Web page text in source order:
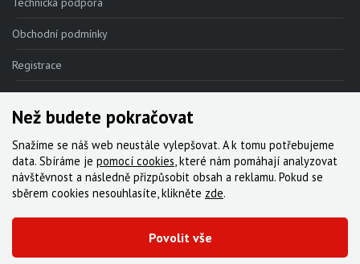
Náhradní díly k tlumičům
Náhradní díly k sedlovkám
Pevné osy
Blatníky
Obchodní podmínky
Registrace
Reklamace
Kde nakoupit
Kontakt
Servis
Ke stažení
© 2000-2026 Všechna práva vyhrazena,Cyklo Žitný, s.r.o.|Zásady cookies
Než budete pokračovat
Snažíme se náš web neustále vylepšovat. A k tomu potřebujeme
data. Sbíráme je pomocí cookies, které nám pomáhají analyzovat
návštěvnost a následně přizpůsobit obsah a reklamu. Pokud se
sběrem cookies nesouhlasíte, klikněte zde.
Povolit vše